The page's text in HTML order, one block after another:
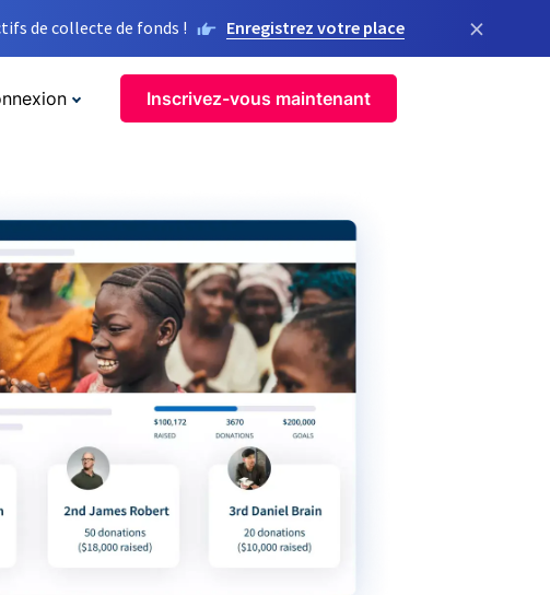
de collecte de fonds ! Enregistrez votre place ×
Inscrivez-vous maintenant